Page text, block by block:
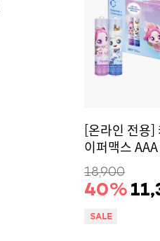
[온라인 전용]
이퍼맥스
18,900
40%